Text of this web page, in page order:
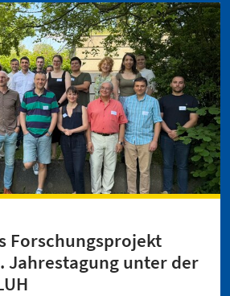
Forschungsprojekt
Jahrestagung unter der